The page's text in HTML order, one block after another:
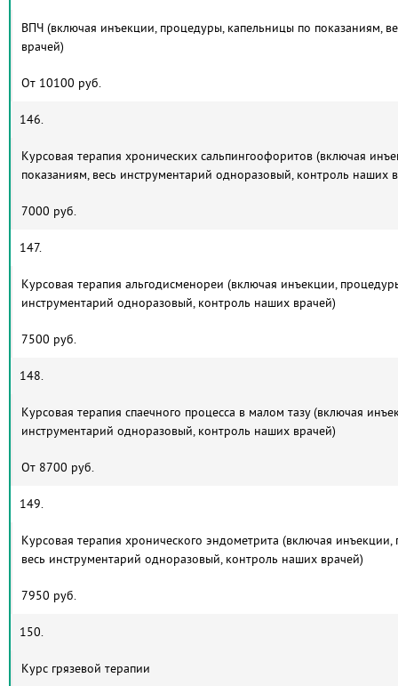
ВПЧ (включая инъекции, процедуры, капельницы по показаниям,
врачей)
От 10100 руб.
146.
Курсовая терапия хронических сальпингоофоритов (включая
показаниям, весь инструментарий одноразовый, контроль наших
7000 руб.
147.
Курсовая терапия альгодисменореи (включая инъекции,
инструментарий одноразовый, контроль наших врачей)
7500 руб.
148.
Курсовая терапия спаечного процесса в малом тазу (включая
инструментарий одноразовый, контроль наших врачей)
От 8700 руб.
149.
Курсовая терапия хронического эндометрита (включая
весь инструментарий одноразовый, контроль наших врачей)
7950 руб.
150.
Курс грязевой терапии